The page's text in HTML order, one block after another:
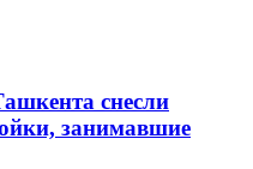
снесли
занимавшие